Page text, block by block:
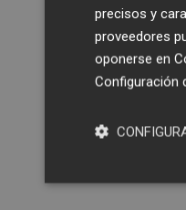
precisos y
proveedores
oponerse en
Configuración